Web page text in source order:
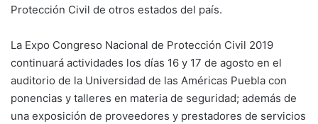
Protección Civil de otros estados del país.
La Expo Congreso Nacional de Protección Civil 2019
continuará actividades los días 16 y 17 de agosto en el
auditorio de la Universidad de las Américas Puebla con
ponencias y talleres en materia de seguridad; además de
una exposición de proveedores y prestadores de servicios